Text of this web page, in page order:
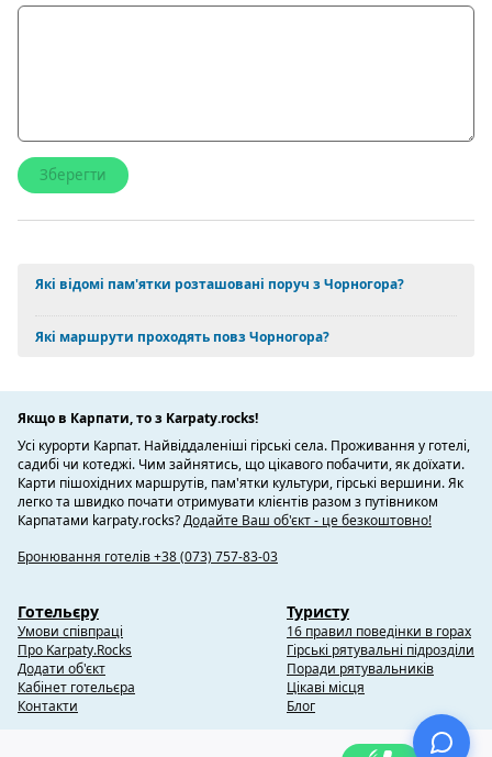
Які відомі пам'ятки розташовані поруч з Чорногора?
Які маршрути проходять повз Чорногора?
Якщо в Карпати, то з Karpaty.rocks!
Усі курорти Карпат. Найвіддаленіші гірські села. Проживання у готелі,
садибі чи котеджі. Чим зайнятись, що цікавого побачити, як доїхати.
Карти пішохідних маршрутів, пам'ятки культури, гірські вершини. Як
легко та швидко почати отримувати клієнтів разом з путівником
Карпатами karpaty.rocks?Додайте Ваш об'єкт - це безкоштовно!
Бронювання готелів +38 (073) 757-83-03
Готельєру
Умови співпраці
Про Karpaty.Rocks
Додати об'єкт
Кабінет готельєра
Контакти
Туристу
16 правил поведінки в горах
Гірські рятувальні підрозділи
Поради рятувальників
Цікаві місця
Блог